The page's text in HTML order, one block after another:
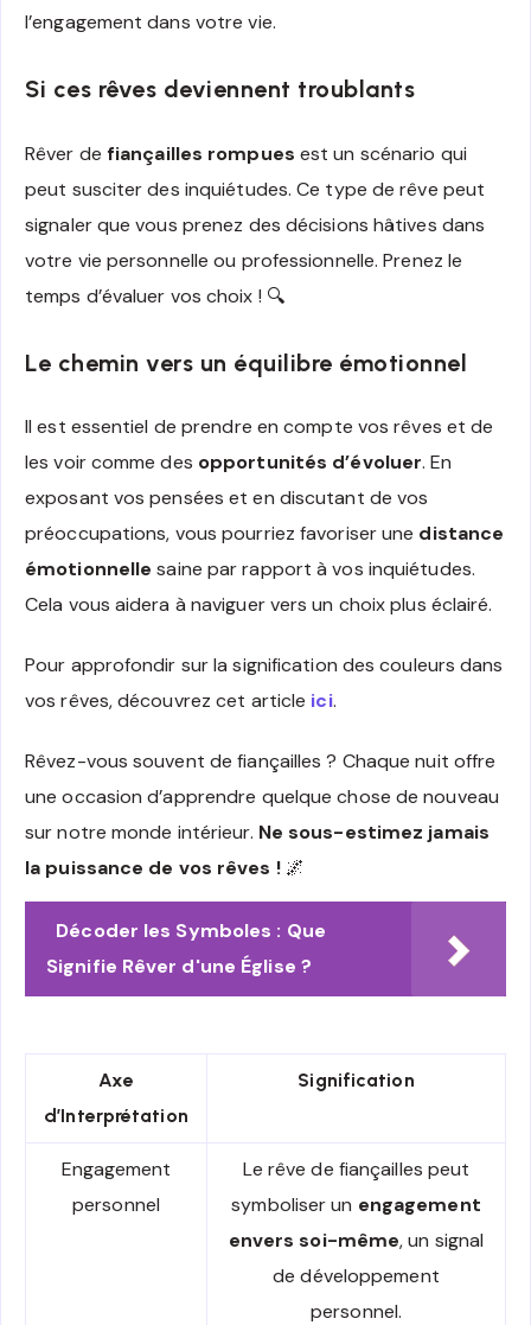
l’engagement dans votre vie.
Si ces rêves deviennent troublants
Rêver de fiançailles rompues est un scénario qui
peut susciter des inquiétudes. Ce type de rêve peut
signaler que vous prenez des décisions hâtives dans
votre vie personnelle ou professionnelle. Prenez le
temps d’évaluer vos choix ! 🔍
Le chemin vers un équilibre émotionnel
Il est essentiel de prendre en compte vos rêves et de
les voir comme des opportunités d’évoluer. En
exposant vos pensées et en discutant de vos
préoccupations, vous pourriez favoriser une distance
émotionnelle saine par rapport à vos inquiétudes.
Cela vous aidera à naviguer vers un choix plus éclairé.
Pour approfondir sur la signification des couleurs dans
vos rêves, découvrez cet article ici.
Rêvez-vous souvent de fiançailles ? Chaque nuit offre
une occasion d’apprendre quelque chose de nouveau
sur notre monde intérieur. Ne sous-estimez jamais
la puissance de vos rêves !🌌
Décoder les Symboles : Que
Signifie Rêver d'une Église ?
Axe
d’Interprétation
Signification
Engagement
personnel
Le rêve de fiançailles peut
symboliser un engagement
envers soi-même, un signal
de développement
personnel.